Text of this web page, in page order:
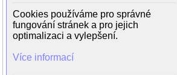
Telly Savalas (Hymie Kaplan)
Marilu Henner (Betty)
Shirley MacLaine (Veronica)
Catherine Bach (Marcie)
Cookies používáme pro správné
fungování stránek a pro jejich
optimalizaci a vylepšení.
Více informací